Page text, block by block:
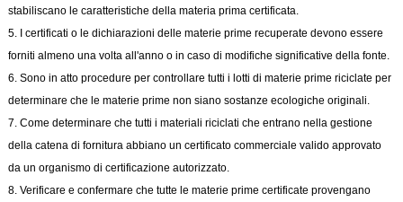
stabiliscano le caratteristiche della materia prima certificata.
5. I certificati o le dichiarazioni delle materie prime recuperate devono essere
forniti almeno una volta all'anno o in caso di modifiche significative della fonte.
6. Sono in atto procedure per controllare tutti i lotti di materie prime riciclate per
determinare che le materie prime non siano sostanze ecologiche originali.
7. Come determinare che tutti i materiali riciclati che entrano nella gestione
della catena di fornitura abbiano un certificato commerciale valido approvato
da un organismo di certificazione autorizzato.
8. Verificare e confermare che tutte le materie prime certificate provengano